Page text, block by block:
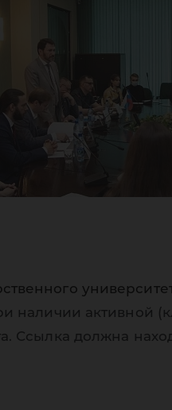
наличии активной
Ссылка должна